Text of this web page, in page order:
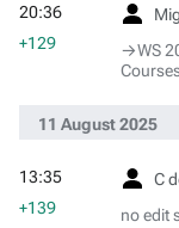
→‎WS
20:36
+129
11 August 2025
C
no edit
13:35
+139